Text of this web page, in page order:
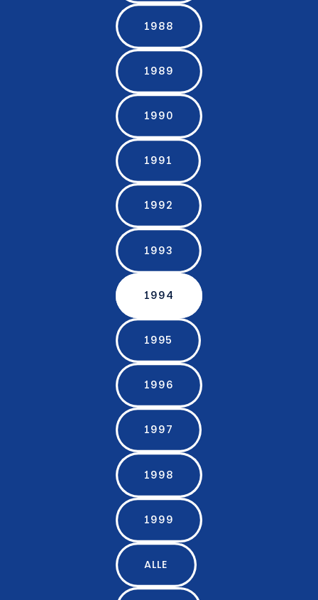
1988
1989
1990
1991
1992
1993
1994
1995
1996
1997
1998
1999
ALLE